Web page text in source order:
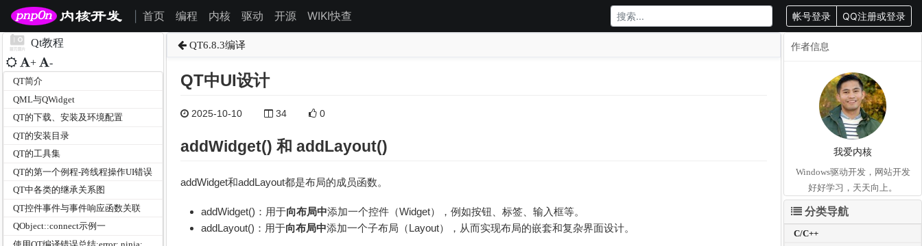
首页 编程 内核 驱动 开源 WIKI快查 帐号登录 QQ注册或登录
Qt教程
+ -
QT简介
QML与QWidget
QT的下载、安装及环境配置
QT的安装目录
QT的工具集
QT的第一个例程-跨线程操作UI错误
QT中各类的继承关系图
QT控件事件与事件响应函数关联
QObject::connect示例一
QT6.8.3编译
QT中UI设计
2025-10-10 34 0
addWidget() 和 addLayout()
addWidget和addLayout都是布局的成员函数。
addWidget()：用于向布局中添加一个控件（Widget），例如按钮、标签、输入框等。
addLayout()：用于向布局中添加一个子布局（Layout），从而实现布局的嵌套和复杂界面设计。
作者信息
我爱内核
Windows驱动开发，网站开发
好好学习，天天向上。
分类导航
C/C++